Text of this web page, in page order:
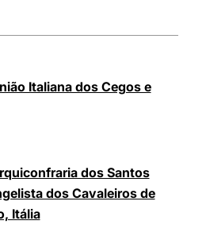
Italiana dos Cegos e
dos Santos
dos Cavaleiros de
Itália